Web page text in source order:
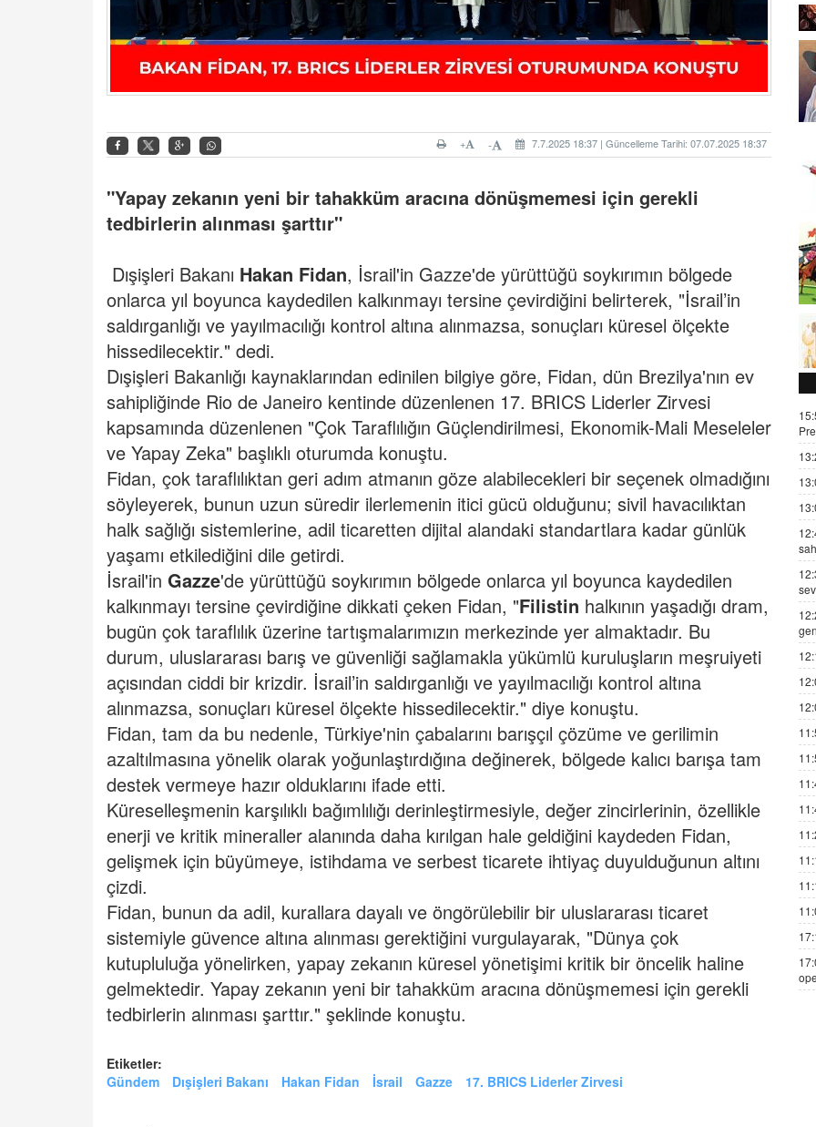
7.7.2025 18:37 | Güncelleme Tarihi: 07.07.2025 18:37
-
+
"Yapay zekanın yeni bir tahakküm aracına dönüşmemesi için gerekli
tedbirlerin alınması şarttır"
Dışişleri Bakanı Hakan Fidan, İsrail'in Gazze'de yürüttüğü soykırımın bölgede
onlarca yıl boyunca kaydedilen kalkınmayı tersine çevirdiğini belirterek, "İsrail’in
saldırganlığı ve yayılmacılığı kontrol altına alınmazsa, sonuçları küresel ölçekte
hissedilecektir." dedi.
Dışişleri Bakanlığı kaynaklarından edinilen bilgiye göre, Fidan, dün Brezilya'nın ev
sahipliğinde Rio de Janeiro kentinde düzenlenen 17. BRICS Liderler Zirvesi
kapsamında düzenlenen "Çok Taraflılığın Güçlendirilmesi, Ekonomik-Mali Meseleler
ve Yapay Zeka" başlıklı oturumda konuştu.
Fidan, çok taraflılıktan geri adım atmanın göze alabilecekleri bir seçenek olmadığını
söyleyerek, bunun uzun süredir ilerlemenin itici gücü olduğunu; sivil havacılıktan
halk sağlığı sistemlerine, adil ticaretten dijital alandaki standartlara kadar günlük
yaşamı etkilediğini dile getirdi.
İsrail'in Gazze'de yürüttüğü soykırımın bölgede onlarca yıl boyunca kaydedilen
kalkınmayı tersine çevirdiğine dikkati çeken Fidan, "Filistin halkının yaşadığı dram,
bugün çok taraflılık üzerine tartışmalarımızın merkezinde yer almaktadır. Bu
durum, uluslararası barış ve güvenliği sağlamakla yükümlü kuruluşların meşruiyeti
açısından ciddi bir krizdir. İsrail’in saldırganlığı ve yayılmacılığı kontrol altına
alınmazsa, sonuçları küresel ölçekte hissedilecektir." diye konuştu.
Fidan, tam da bu nedenle, Türkiye'nin çabalarını barışçıl çözüme ve gerilimin
azaltılmasına yönelik olarak yoğunlaştırdığına değinerek, bölgede kalıcı barışa tam
destek vermeye hazır olduklarını ifade etti.
Küreselleşmenin karşılıklı bağımlılığı derinleştirmesiyle, değer zincirlerinin, özellikle
enerji ve kritik mineraller alanında daha kırılgan hale geldiğini kaydeden Fidan,
gelişmek için büyümeye, istihdama ve serbest ticarete ihtiyaç duyulduğunun altını
çizdi.
Fidan, bunun da adil, kurallara dayalı ve öngörülebilir bir uluslararası ticaret
sistemiyle güvence altına alınması gerektiğini vurgulayarak, "Dünya çok
kutupluluğa yönelirken, yapay zekanın küresel yönetişimi kritik bir öncelik haline
gelmektedir. Yapay zekanın yeni bir tahakküm aracına dönüşmemesi için gerekli
tedbirlerin alınması şarttır." şeklinde konuştu.
Etiketler:
Gündem
Dışişleri Bakanı Hakan Fidan İsrail Gazze 17. BRICS Liderler Zirvesi